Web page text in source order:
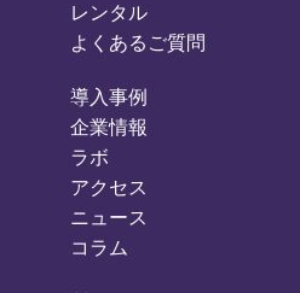
レンタル
よくあるご質問
導入事例
企業情報
ラボ
アクセス
ニュース
コラム